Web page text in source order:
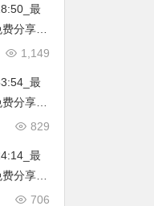
来西亚|
最
分享…
费分享
来西亚|
1,149
最
分享…
费分享
来西亚|
829
最
分享…
费分享
706